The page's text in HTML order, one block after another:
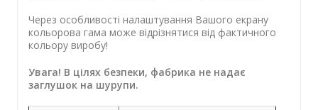
Через особливості налаштування Вашого екрану
кольорова гама може відрізнятися від фактичного
кольору виробу!
Увага! В цілях безпеки, фабрика не надає
заглушок на шурупи.